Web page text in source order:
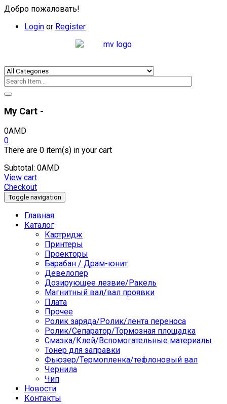
Добро пожаловать!
Login or Register
My Cart -
0AMD
0
There are 0 item(s) in your cart
Subtotal: 0AMD
View cart
Checkout
Toggle navigation
Главная
Каталог
Картридж
Принтеры
Проекторы
Барабан / Драм-юнит
Девелопер
Дозирующее лезвие/Ракель
Магнитный вал/вал проявки
Плата
Прочее
Ролик заряда/Ролик/лента переноса
Ролик/Сепаратор/Тормозная площадка
Смазка/Клей/Вспомогательные материалы
Тонер для заправки
Фьюзер/Термопленка/тефлоновый вал
Чернила
Чип
Новости
Контакты